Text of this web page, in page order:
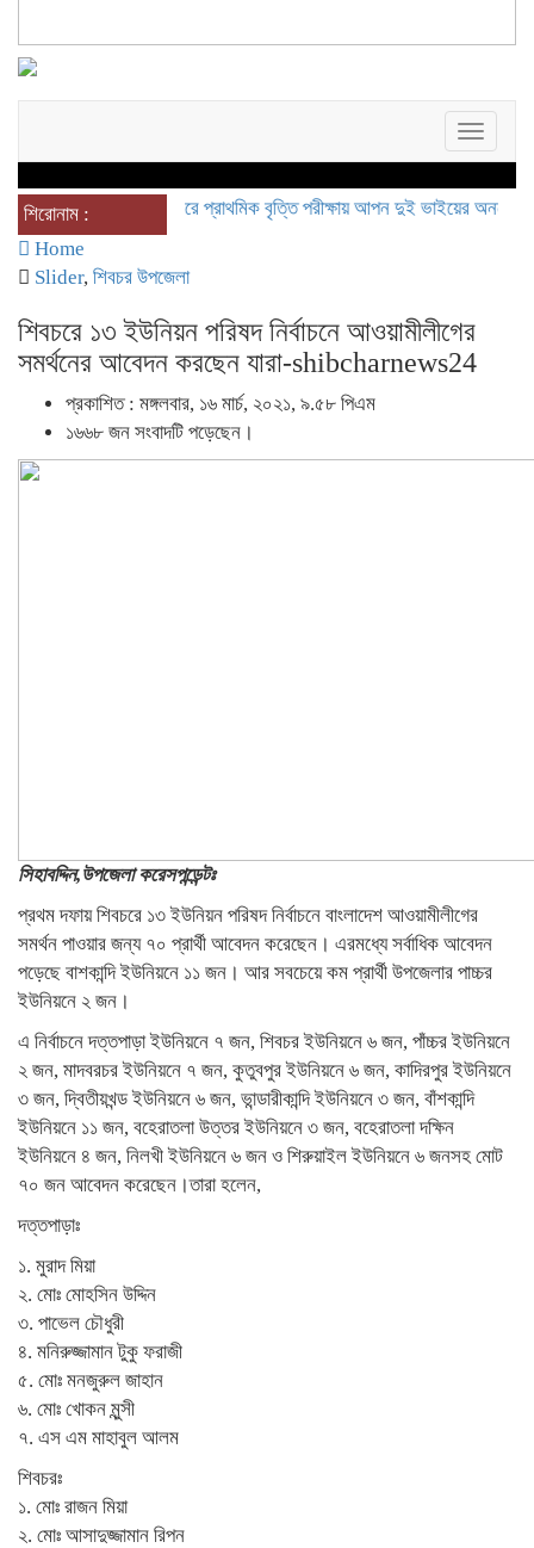
Toggle
শিরোনাম :
শিবচরে প্রাথমিক বৃত্তি পরীক্ষায় আপন দুই ভাইয়ের অনন্য সাফল্য
Home
Slider, শিবচর উপজেলা
শিবচরে ১৩ ইউনিয়ন পরিষদ নির্বাচনে আওয়ামীলীগের
সমর্থনের আবেদন করছেন যারা-shibcharnews24
প্রকাশিত : মঙ্গলবার, ১৬ মার্চ, ২০২১, ৯.৫৮ পিএম
১৬৬৮ জন সংবাদটি পড়েছেন।
সিহাবদ্দিন,উপজেলা করেসপন্ডেন্টঃ
প্রথম দফায় শিবচরে ১৩ ইউনিয়ন পরিষদ নির্বাচনে বাংলাদেশ আওয়ামীলীগের
সমর্থন পাওয়ার জন্য ৭০ প্রার্থী আবেদন করেছেন। এরমধ্যে সর্বাধিক আবেদন
পড়েছে বাশকান্দি ইউনিয়নে ১১ জন। আর সবচেয়ে কম প্রার্থী উপজেলার পাচ্চর
ইউনিয়নে ২ জন।
এ নির্বাচনে দত্তপাড়া ইউনিয়নে ৭ জন, শিবচর ইউনিয়নে ৬ জন, পাঁচ্চর ইউনিয়নে
২ জন, মাদবরচর ইউনিয়নে ৭ জন, কুতুবপুর ইউনিয়নে ৬ জন, কাদিরপুর ইউনিয়নে
৩ জন, দ্বিতীয়খন্ড ইউনিয়নে ৬ জন, ভান্ডারীকান্দি ইউনিয়নে ৩ জন, বাঁশকান্দি
ইউনিয়নে ১১ জন, বহেরাতলা উত্তর ইউনিয়নে ৩ জন, বহেরাতলা দক্ষিন
ইউনিয়নে ৪ জন, নিলখী ইউনিয়নে ৬ জন ও শিরুয়াইল ইউনিয়নে ৬ জনসহ মোট
৭০ জন আবেদন করেছেন।তারা হলেন,
দত্তপাড়াঃ
১. মুরাদ মিয়া
২. মোঃ মোহসিন উদ্দিন
৩. পাভেল চৌধুরী
৪. মনিরুজ্জামান টুকু ফরাজী
৫. মোঃ মনজুরুল জাহান
৬. মোঃ খোকন মুন্সী
৭. এস এম মাহাবুল আলম
শিবচরঃ
১. মোঃ রাজন মিয়া
২. মোঃ আসাদুজ্জামান রিপন